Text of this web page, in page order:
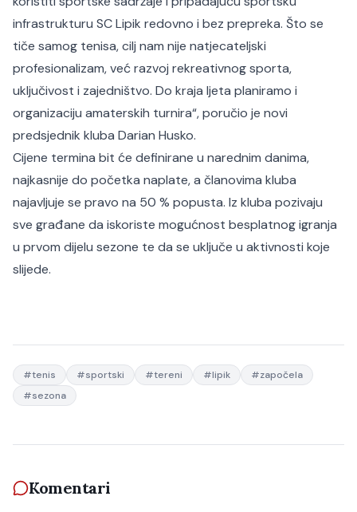
infrastrukturu SC Lipik redovno i bez prepreka. Što se
tiče samog tenisa, cilj nam nije natjecateljski
profesionalizam, već razvoj rekreativnog sporta,
uključivost i zajedništvo. Do kraja ljeta planiramo i
organizaciju amaterskih turnira“, poručio je novi
predsjednik kluba Darian Husko.
Cijene termina bit će definirane u narednim danima,
najkasnije do početka naplate, a članovima kluba
najavljuje se pravo na 50 % popusta. Iz kluba pozivaju
sve građane da iskoriste mogućnost besplatnog igranja
u prvom dijelu sezone te da se uključe u aktivnosti koje
slijede.
#tenis #sportski #tereni #lipik #započela
#sezona
Komentari